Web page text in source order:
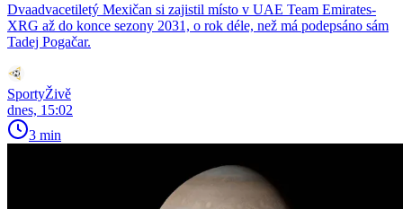
Dvaadvacetiletý Mexičan si zajistil místo v UAE Team Emirates-
XRG až do konce sezony 2031, o rok déle, než má podepsáno sám
Tadej Pogačar.
SportyŽivě
dnes, 15:02
3 min